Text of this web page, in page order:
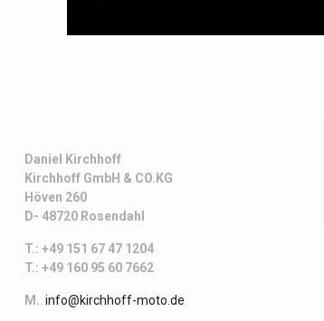
Daniel Kirchhoff
Kirchhoff GmbH & CO.KG
Höven 260
D- 48720 Rosendahl
T.: +49 151 67 47 1204
T.: +49 160 95 60 7662
M.: info@kirchhoff-moto.de